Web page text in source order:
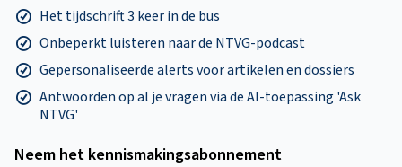
Het tijdschrift 3 keer in de bus
Onbeperkt luisteren naar de NTVG-podcast
Gepersonaliseerde alerts voor artikelen en dossiers
Antwoorden op al je vragen via de AI-toepassing 'Ask
NTVG'
Neem het kennismakings­abonnement